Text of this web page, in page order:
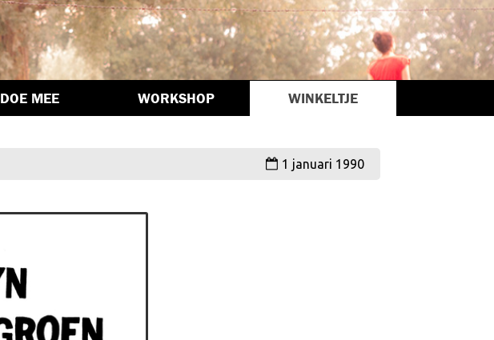
DOE MEE WORKSHOP WINKELTJE
1 januari 1990